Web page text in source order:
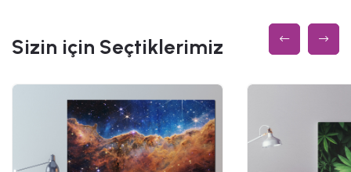
Sizin için Seçtiklerimiz